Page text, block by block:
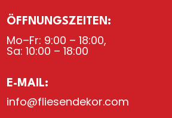
ÖFFNUNGSZEITEN:
Mo–Fr: 9:00 – 18:00,
Sa: 10:00 – 18:00
E-MAIL:
info@fliesendekor.com